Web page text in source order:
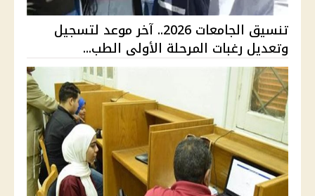
تنسيق الجامعات 2026.. آخر موعد لتسجيل
وتعديل رغبات المرحلة الأولى الطب...